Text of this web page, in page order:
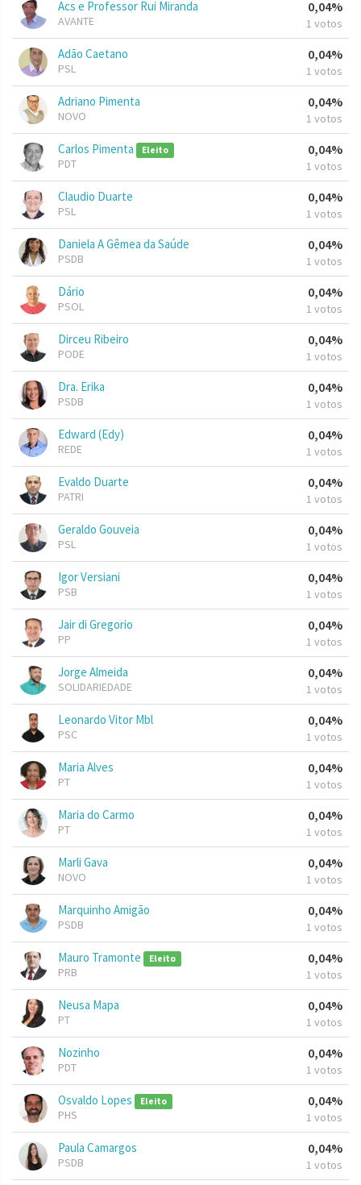
Acs e Professor Rui Miranda
AVANTE
0,04%
1 votos
Adão Caetano
PSL
0,04%
1 votos
Adriano Pimenta
NOVO
0,04%
1 votos
Carlos Pimenta Eleito
PDT
0,04%
1 votos
Claudio Duarte
PSL
0,04%
1 votos
Daniela A Gêmea da Saúde
PSDB
0,04%
1 votos
Dário
PSOL
0,04%
1 votos
Dirceu Ribeiro
PODE
0,04%
1 votos
Dra. Erika
PSDB
0,04%
1 votos
Edward (Edy)
REDE
0,04%
1 votos
Evaldo Duarte
PATRI
0,04%
1 votos
Geraldo Gouveia
PSL
0,04%
1 votos
Igor Versiani
PSB
0,04%
1 votos
Jair di Gregorio
PP
0,04%
1 votos
Jorge Almeida
SOLIDARIEDADE
0,04%
1 votos
Leonardo Vitor Mbl
PSC
0,04%
1 votos
Maria Alves
PT
0,04%
1 votos
Maria do Carmo
PT
0,04%
1 votos
Marli Gava
NOVO
0,04%
1 votos
Marquinho Amigão
PSDB
0,04%
1 votos
Mauro Tramonte Eleito
PRB
0,04%
1 votos
Neusa Mapa
PT
0,04%
1 votos
Nozinho
PDT
0,04%
1 votos
Osvaldo Lopes Eleito
PHS
0,04%
1 votos
Paula Camargos
PSDB
0,04%
1 votos